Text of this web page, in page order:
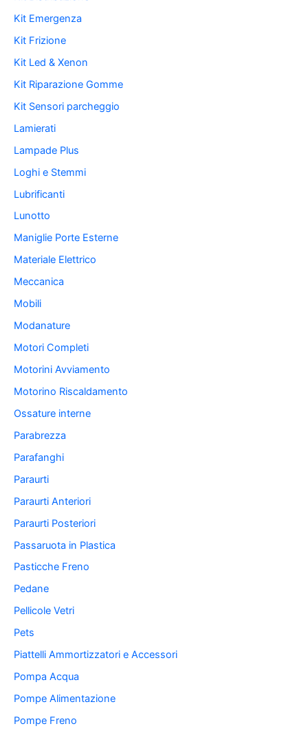
Kit Emergenza
Kit Frizione
Kit Led & Xenon
Kit Riparazione Gomme
Kit Sensori parcheggio
Lamierati
Lampade Plus
Loghi e Stemmi
Lubrificanti
Lunotto
Maniglie Porte Esterne
Materiale Elettrico
Meccanica
Mobili
Modanature
Motori Completi
Motorini Avviamento
Motorino Riscaldamento
Ossature interne
Parabrezza
Parafanghi
Paraurti
Paraurti Anteriori
Paraurti Posteriori
Passaruota in Plastica
Pasticche Freno
Pedane
Pellicole Vetri
Pets
Piattelli Ammortizzatori e Accessori
Pompa Acqua
Pompe Alimentazione
Pompe Freno